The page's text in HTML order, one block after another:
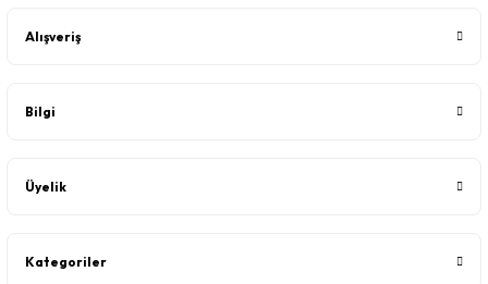
Alışveriş
Bilgi
Üyelik
Kategoriler